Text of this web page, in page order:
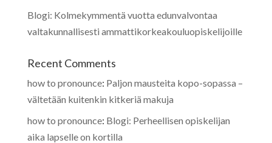
Blogi: Kolmekymmentä vuotta edunvalvontaa
valtakunnallisesti ammattikorkeakouluopiskelijoille
Recent Comments
how to pronounce: Paljon mausteita kopo-sopassa –
vältetään kuitenkin kitkeriä makuja
how to pronounce: Blogi: Perheellisen opiskelijan
aika lapselle on kortilla